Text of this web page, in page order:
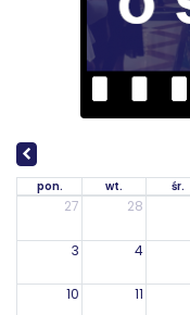
pon. wt. śr.
27 28
3 4
10 11